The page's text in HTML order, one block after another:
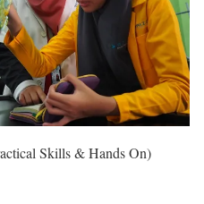
Skills & Hands On)